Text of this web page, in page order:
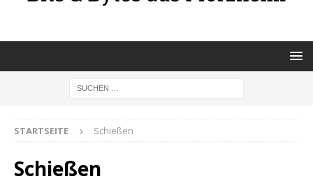
STARTSEITE Schießen
Schießen